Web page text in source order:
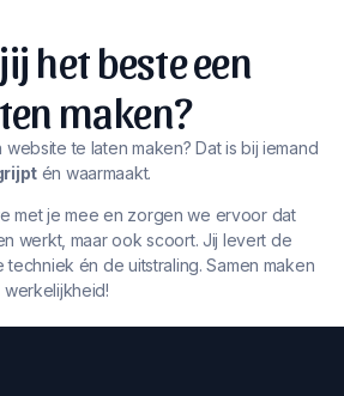
het beste een
maken?
te laten maken? Dat is bij iemand
én waarmaakt.
met je mee en zorgen we ervoor dat
werkt, maar ook scoort. Jij levert de
én de uitstraling. Samen maken